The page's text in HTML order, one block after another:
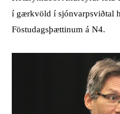
í gærkvöld í sjónvarpsviðtal
Föstudagsþættinum á N4.